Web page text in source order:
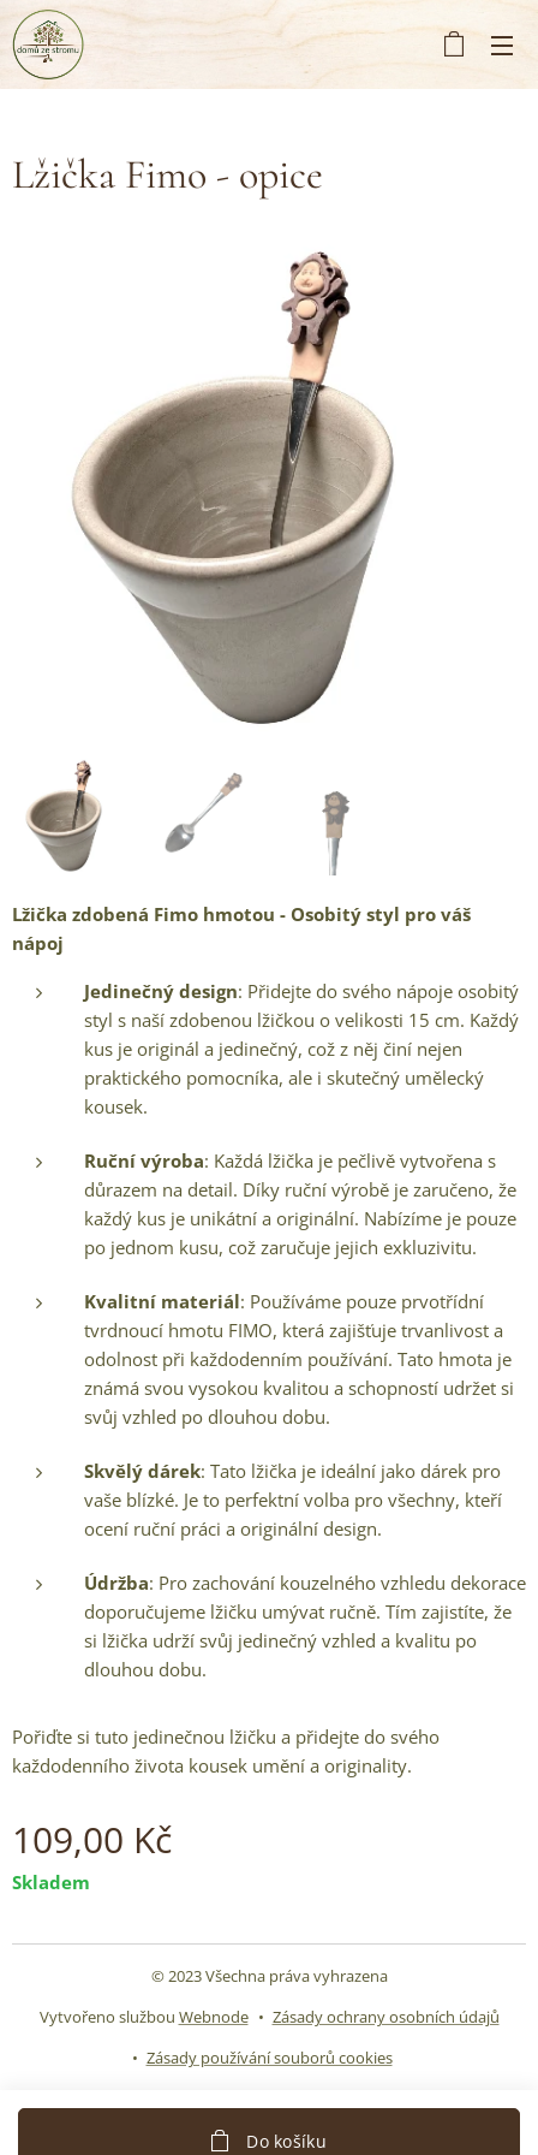
Lžička Fimo - opice
Lžička zdobená Fimo hmotou - Osobitý styl pro váš
nápoj
Jedinečný design: Přidejte do svého nápoje osobitý
styl s naší zdobenou lžičkou o velikosti 15 cm. Každý
kus je originál a jedinečný, což z něj činí nejen
praktického pomocníka, ale i skutečný umělecký
kousek.
Ruční výroba: Každá lžička je pečlivě vytvořena s
důrazem na detail. Díky ruční výrobě je zaručeno, že
každý kus je unikátní a originální. Nabízíme je pouze
po jednom kusu, což zaručuje jejich exkluzivitu.
Kvalitní materiál: Používáme pouze prvotřídní
tvrdnoucí hmotu FIMO, která zajišťuje trvanlivost a
odolnost při každodenním používání. Tato hmota je
známá svou vysokou kvalitou a schopností udržet si
svůj vzhled po dlouhou dobu.
Skvělý dárek: Tato lžička je ideální jako dárek pro
vaše blízké. Je to perfektní volba pro všechny, kteří
ocení ruční práci a originální design.
Údržba: Pro zachování kouzelného vzhledu dekorace
doporučujeme lžičku umývat ručně. Tím zajistíte, že
si lžička udrží svůj jedinečný vzhled a kvalitu po
dlouhou dobu.
Pořiďte si tuto jedinečnou lžičku a přidejte do svého
každodenního života kousek umění a originality.
109,00 Kč
Skladem
Do košíku
© 2023 Všechna práva vyhrazena
Vytvořeno službou Webnode
Zásady ochrany osobních údajů
Zásady používání souborů cookies